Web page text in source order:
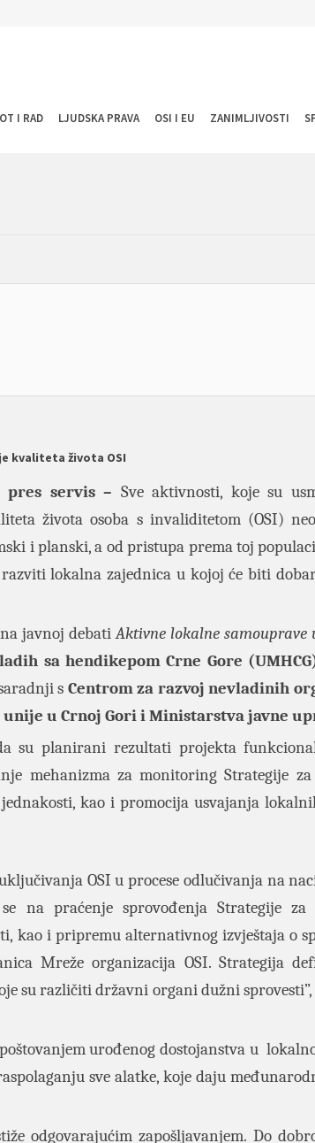
I RAD LJUDSKA PRAVA OSI I EU ZANIMLJIVOSTI
kvaliteta života OSI
pres servis – Sve aktivnosti, koje su
života osoba s invaliditetom (OSI)
i planski, a od pristupa prema toj
razviti lokalna zajednica u kojoj će biti
na javnoj debatiAktivne lokalne samouprave
sa hendikepom Crne Gore
s Centrom za razvoj nevladinih
u Crnoj Gori i Ministarstva javne
su planirani rezultati projekta
mehanizma za monitoring Strategije
kao i promocija usvajanja
OSI u procese odlučivanja na
na praćenje sprovođenja Strategije za
kao i pripremu alternativnog izvještaja o
Mreže organizacija OSI. Strategija
su različiti državni organi dužni sprovesti”,
urođenog dostojanstva u
sve alatke, koje daju
odgovarajućim zapošljavanjem. Do